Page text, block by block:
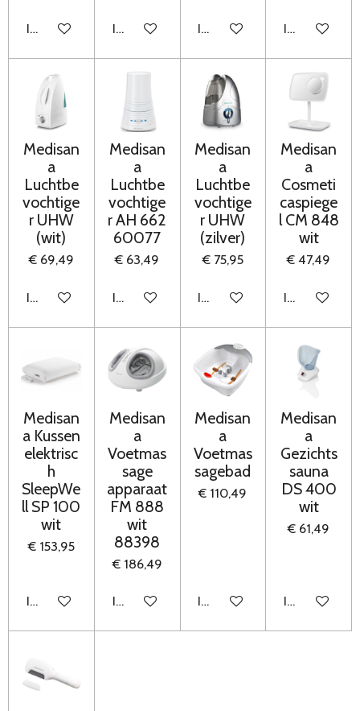
In winkelwagenIn winkelwagenIn winkelwagenIn
Medisan
a
Luchtbe
vochtige
r UHW
(wit)
€ 69,49
In winkelwagen
Medisan
a
Luchtbe
vochtige
r AH 662
60077
€ 63,49
In winkelwagen
Medisan
a
Luchtbe
vochtige
r UHW
(zilver)
€ 75,95
In winkelwagen
Medisan
a
Cosmeti
caspiege
l CM 848
wit
€ 47,49
In
Medisan
a Kussen
elektrisc
h
SleepWe
ll SP 100
wit
€ 153,95
In winkelwagen
Medisan
a
Voetmas
sage
apparaat
FM 888
wit
88398
€ 186,49
In winkelwagen
Medisan
a
Voetmas
sagebad
€ 110,49
In winkelwagen
Medisan
a
Gezichts
sauna
DS 400
wit
€ 61,49
In